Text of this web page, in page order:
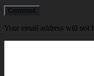
Comment
Your email address will not